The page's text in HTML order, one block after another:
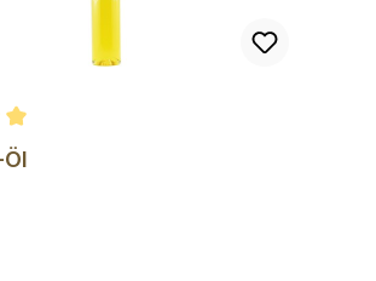
Bewertung von 5 von 5 Sternen